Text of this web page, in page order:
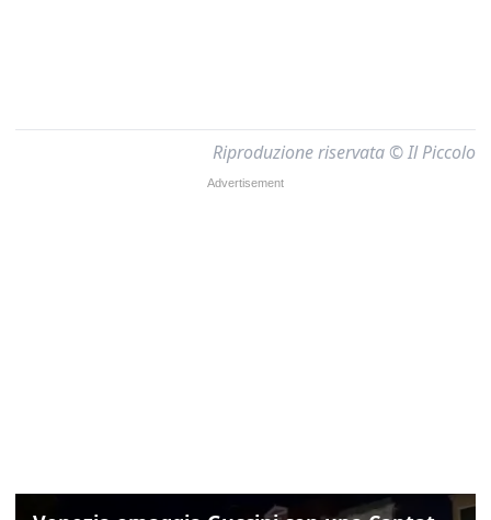
Riproduzione riservata © Il Piccolo